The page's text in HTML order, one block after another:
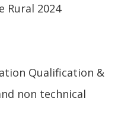
Rural 2024
Qualification &
non technical